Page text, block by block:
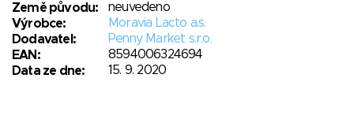
Země původu:
neuvedeno
Výrobce:
Moravia Lacto a.s.
Dodavatel:
Penny Market s.r.o.
EAN:
8594006324694
Data ze dne:
15. 9. 2020